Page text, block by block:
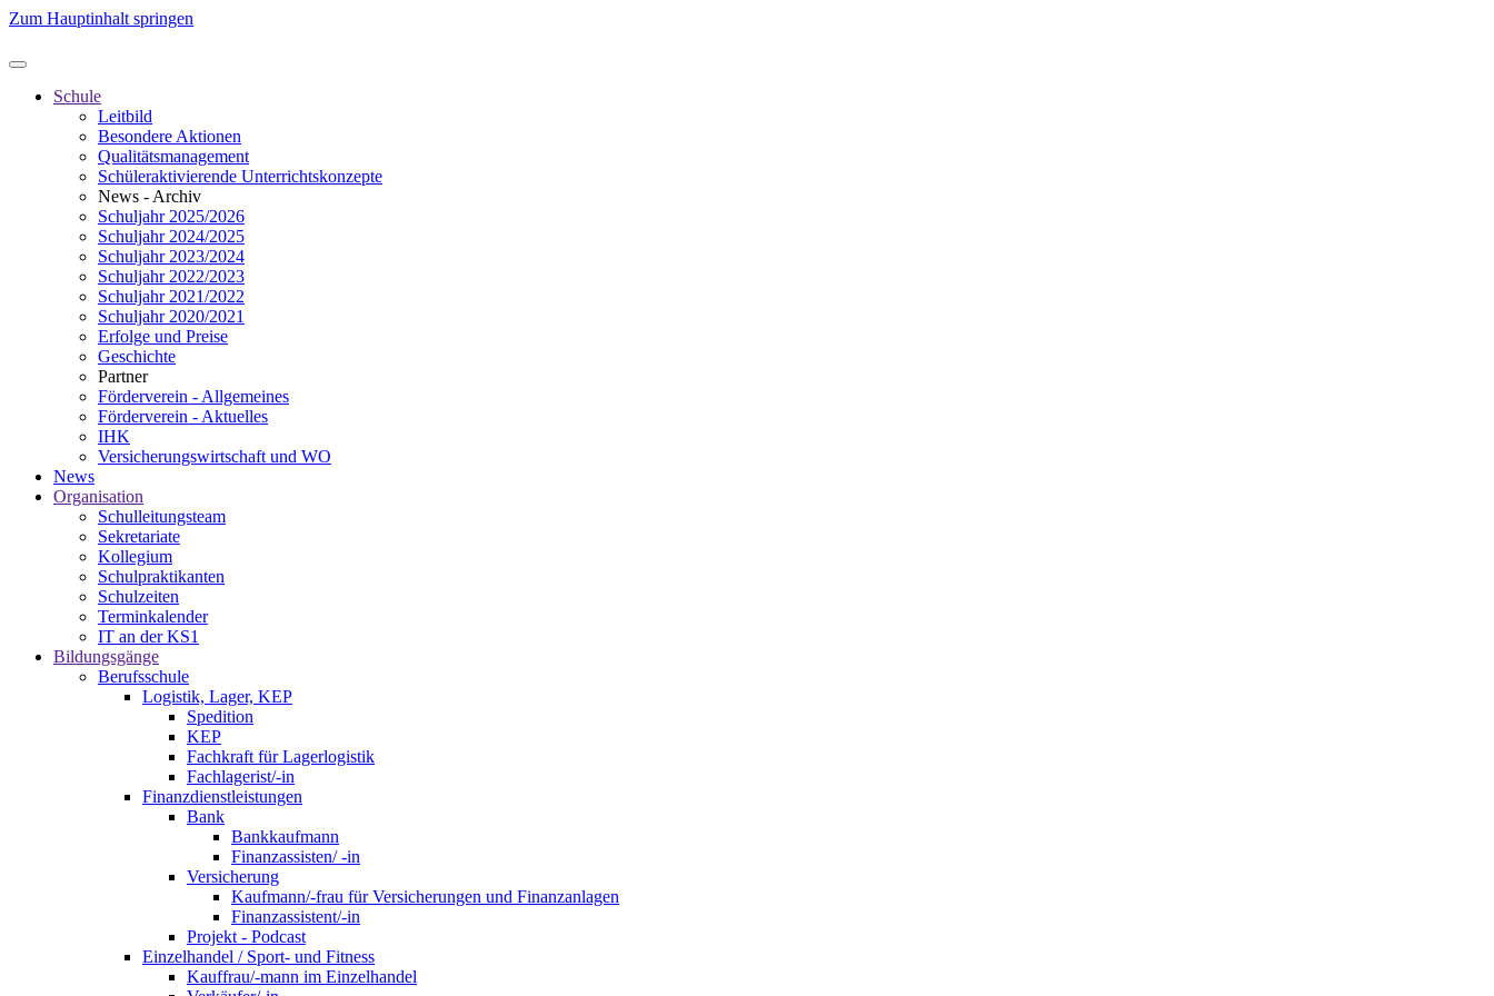
Zum Hauptinhalt springen
Schule
Leitbild
Besondere Aktionen
Qualitätsmanagement
Schüleraktivierende Unterrichtskonzepte
News - Archiv
Schuljahr 2025/2026
Schuljahr 2024/2025
Schuljahr 2023/2024
Schuljahr 2022/2023
Schuljahr 2021/2022
Schuljahr 2020/2021
Erfolge und Preise
Geschichte
Partner
Förderverein - Allgemeines
Förderverein - Aktuelles
IHK
Versicherungswirtschaft und WO
News
Organisation
Schulleitungsteam
Sekretariate
Kollegium
Schulpraktikanten
Schulzeiten
Terminkalender
IT an der KS1
Bildungsgänge
Berufsschule
Logistik, Lager, KEP
Spedition
KEP
Fachkraft für Lagerlogistik
Fachlagerist/-in
Finanzdienstleistungen
Bank
Bankkaufmann
Finanzassisten/ -in
Versicherung
Kaufmann/-frau für Versicherungen und Finanzanlagen
Finanzassistent/-in
Projekt - Podcast
Einzelhandel / Sport- und Fitness
Kauffrau/-mann im Einzelhandel